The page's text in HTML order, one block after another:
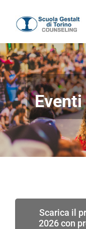
contenuto
Scarica il
2026 con